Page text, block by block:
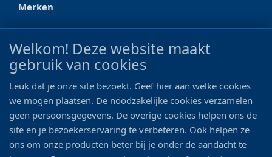
Merken
CONTACT
Ootmarsumseweg 125a
0546 - 622 990
06 - 11 19 81 42
info@bo-vis.nl
Welkom! Deze website maakt
gebruik van cookies
Leuk dat je onze site bezoekt. Geef hier aan welke cookies
we mogen plaatsen. De noodzakelijke cookies verzamelen
geen persoonsgegevens. De overige cookies helpen ons de
site en je bezoekerservaring te verbeteren. Ook helpen ze
ons om onze producten beter bij je onder de aandacht te